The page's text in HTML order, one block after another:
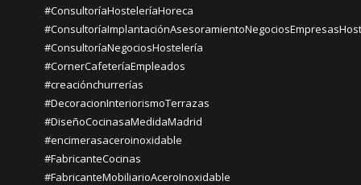
#ConsultoríaHosteleríaHoreca
#ConsultoríaNegociosHostelería
#CornerCafeteríaEmpleados
#creaciónchurrerías
#DecoracionInteriorismoTerrazas
#DiseñoCocinasaMedidaMadrid
#encimerasaceroinoxidable
#FabricanteCocinas
#FabricanteMobiliarioAceroInoxidable